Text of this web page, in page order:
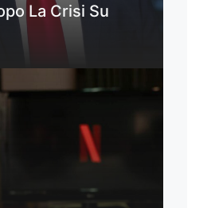
La Crisi Su